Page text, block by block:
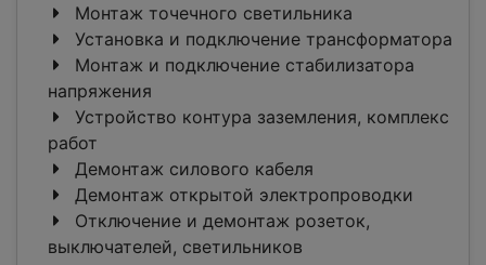
Монтаж точечного светильника
Установка и подключение трансформатора
Монтаж и подключение стабилизатора
напряжения
Устройство контура заземления, комплекс
работ
Демонтаж силового кабеля
Демонтаж открытой электропроводки
Отключение и демонтаж розеток,
выключателей, светильников